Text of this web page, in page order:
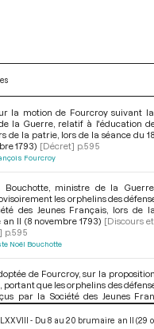
la motion de Fourcroy suivant
la Guerre, relatif à l'éducation
de la patrie, lors de la séance du
1793) [Décret] p.595
Fourcroy
Bouchotte, ministre de la
les orphelins des
des Jeunes Français, lors de
II (8 novembre 1793) [Discours
p.595
Noël Bouchotte
de Fourcroy, sur la
portant que les orphelins des
par la Société des Jeunes
18 brumaire an II (8 novembre
p.595